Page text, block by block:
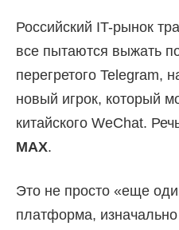
Российский IT-рынок
все пытаются выжать
перегретого Telegram,
новый игрок, который
китайского WeChat.
MAX.
Это не просто «еще
платформа,